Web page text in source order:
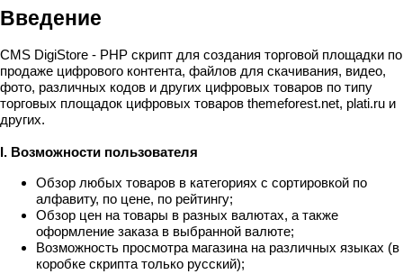
Введение
CMS DigiStore - PHP скрипт для создания торговой площадки по
продаже цифрового контента, файлов для скачивания, видео,
фото, различных кодов и других цифровых товаров по типу
торговых площадок цифровых товаров themeforest.net, plati.ru и
других.
I. Возможности пользователя
Обзор любых товаров в категориях с сортировкой по
алфавиту, по цене, по рейтингу;
Обзор цен на товары в разных валютах, а также
оформление заказа в выбранной валюте;
Возможность просмотра магазина на различных языках (в
коробке скрипта только русский);